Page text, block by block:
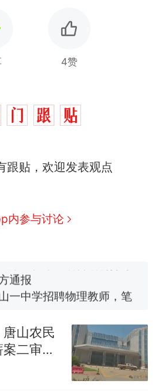
4赞
跟贴，欢迎发表观点
内参与讨论
师一句“跟我回家”改写了
回应
渔民钓获鲨鱼徒手将其拽
大海 目击者直呼震惊 （视频
一中学招聘物理教师，笔
13名均遭淘汰？教育局：
达15级 最新研判
那个在床头放菜刀的女孩，
师一句“跟我回家”改写了
山农民
二审裁